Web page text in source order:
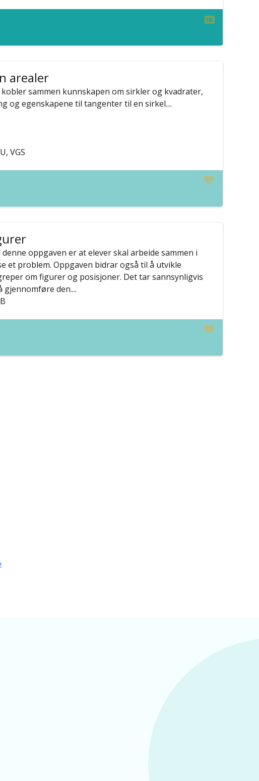
arealer
sammen kunnskapen om sirkler og kvadrater,
og egenskapene til tangenter til en sirkel....
U, VGS
oppgaven er at elever skal arbeide sammen i
et problem. Oppgaven bidrar også til å utvikle
om figurer og posisjoner. Det tar sannsynligvis
gjennomføre den....
B